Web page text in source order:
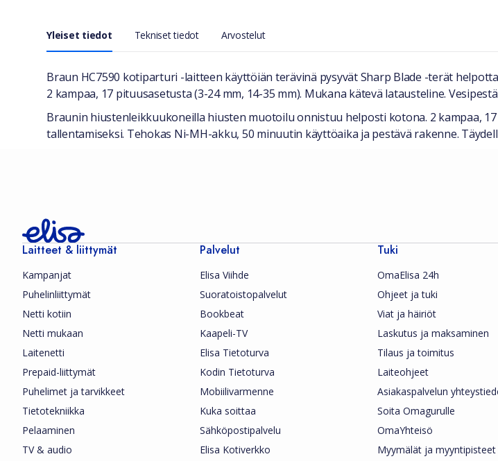
Yleiset tiedot Tekniset tiedot Arvostelut
Yleiset tiedot
Braun HC7590 kotiparturi -laitteen käyttöiän terävinä pysyvät Sharp Blade -terät
2 kampaa, 17 pituusasetusta (3-24 mm, 14-35 mm). Mukana kätevä latausteline.
Braunin hiustenleikkuukoneilla hiusten muotoilu onnistuu helposti kotona. 2 kampaa,
tallentamiseksi. Tehokas Ni-MH-akku, 50 minuutin käyttöaika ja pestävä rakenne.
Laitteet & liittymät
Kampanjat
Puhelinliittymät
Netti kotiin
Netti mukaan
Laitenetti
Prepaid-liittymät
Puhelimet ja tarvikkeet
Tietotekniikka
Pelaaminen
TV & audio
Palvelut
Elisa Viihde
Suoratoistopalvelut
Bookbeat
Kaapeli-TV
Elisa Tietoturva
Kodin Tietoturva
Mobiilivarmenne
Kuka soittaa
Sähköpostipalvelu
Elisa Kotiverkko
Tuki
OmaElisa 24h
Ohjeet ja tuki
Viat ja häiriöt
Laskutus ja maksaminen
Tilaus ja toimitus
Laiteohjeet
Asiakaspalvelun
Soita Omagurulle
OmaYhteisö
Myymälät ja myyntipisteet